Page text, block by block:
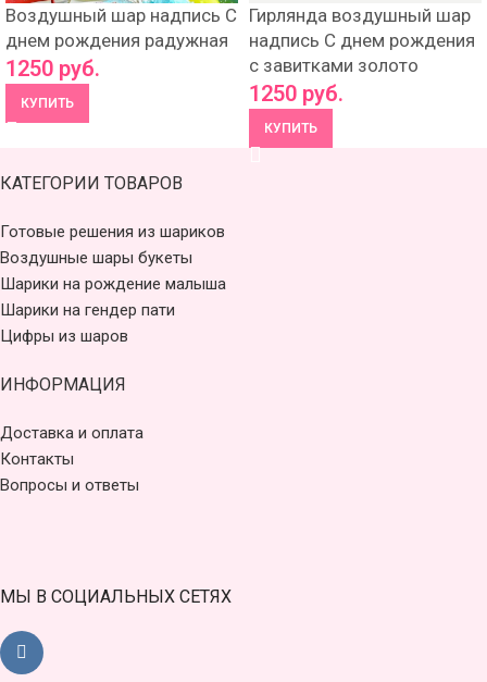
Воздушный шар надпись С
днем рождения радужная
1250 руб.
КУПИТЬ
Гирлянда воздушный шар
надпись С днем рождения
с завитками золото
1250 руб.
КУПИТЬ
КАТЕГОРИИ ТОВАРОВ
Готовые решения из шариков
Воздушные шары букеты
Шарики на рождение малыша
Шарики на гендер пати
Цифры из шаров
ИНФОРМАЦИЯ
Доставка и оплата
Контакты
Вопросы и ответы
МЫ В СОЦИАЛЬНЫХ СЕТЯХ